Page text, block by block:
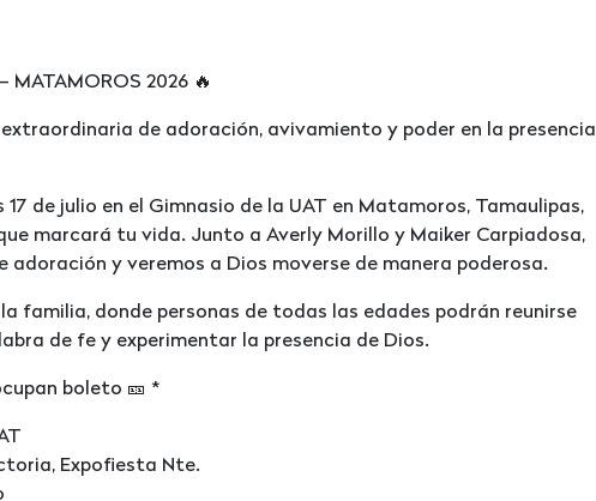
MATAMOROS 2026 🔥
de adoración, avivamiento y poder en la presencia
de julio en el Gimnasio de la UAT en Matamoros, Tamaulipas,
marcará tu vida. Junto a Averly Morillo y Maiker Carpiadosa,
adoración y veremos a Dios moverse de manera poderosa.
familia, donde personas de todas las edades podrán reunirse
de fe y experimentar la presencia de Dios.
boleto 🎫 *
Expofiesta Nte.